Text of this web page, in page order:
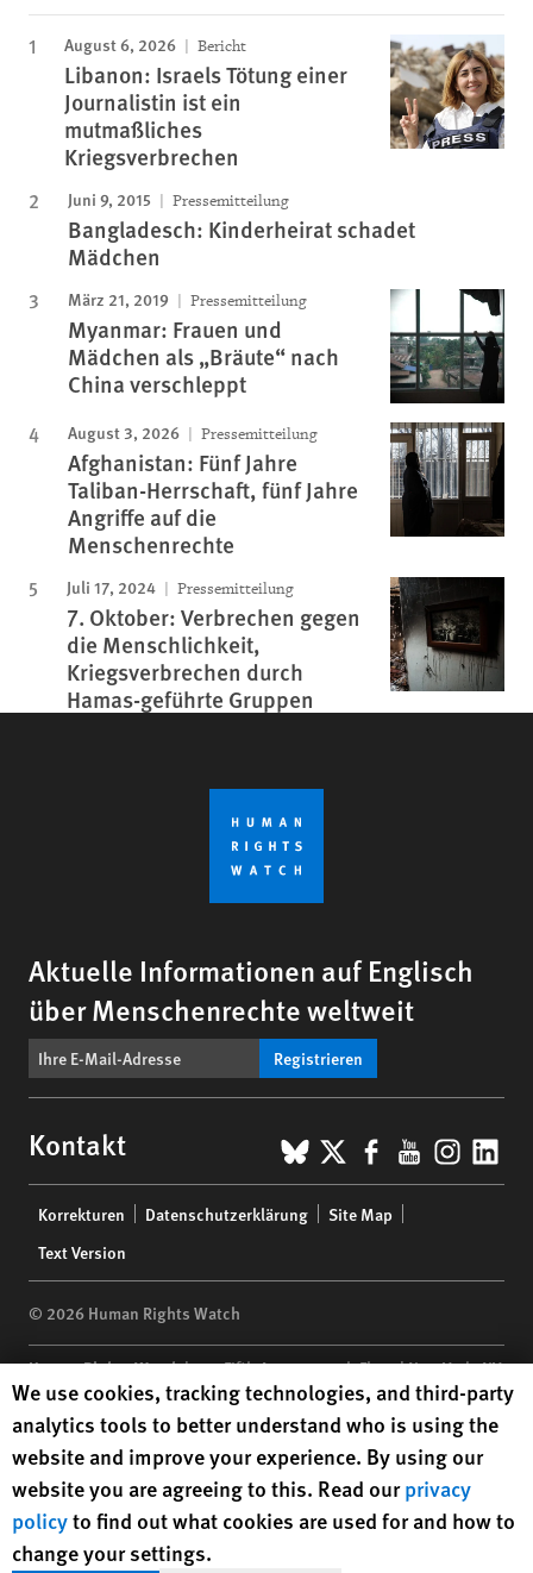
August 6, 2026 Bericht
Libanon: Israels Tötung einer
Journalistin ist ein
mutmaßliches
Kriegsverbrechen
Juni 9, 2015 Pressemitteilung
Bangladesch: Kinderheirat schadet
Mädchen
März 21, 2019 Pressemitteilung
Myanmar: Frauen und
Mädchen als „Bräute“ nach
China verschleppt
August 3, 2026 Pressemitteilung
Afghanistan: Fünf Jahre
Taliban-Herrschaft, fünf Jahre
Angriffe auf die
Menschenrechte
Juli 17, 2024 Pressemitteilung
7. Oktober: Verbrechen gegen
die Menschlichkeit,
Kriegsverbrechen durch
Hamas-geführte Gruppen
Aktuelle Informationen auf Englisch
über Menschenrechte weltweit
Registrieren
Kontakt BlueSky
X Facebook
YouTube
menu
Korrekturen Datenschutzerklärung
Site Map
Text Version
© 2026 Human Rights Watch
Human Rights Watch| 350 Fifth Avenue, 34th Floor | New York,NY
10118-3299USA|t 1.212.290.4700
Human Rights Watchis a 501(C)(3) nonprofit registered in the US
under EIN: 13-2875808
Human Rights Watch cookie preferences
We use cookies, tracking technologies, and third-party
analytics tools to better understand who is using the
website and improve your experience. By using our
website you are agreeing to this. Read ourprivacy
policyto find out what cookies are used for and how to
change your settings.